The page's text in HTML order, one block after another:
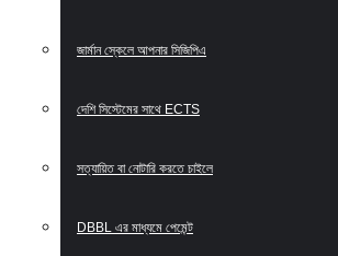
জার্মান স্কেলে আপনার সিজিপিএ
দেশি সিস্টেমের সাথে ECTS
সত্যায়িত বা নোটারি করতে চাইলে
DBBL এর মাধ্যমে পেমেন্ট